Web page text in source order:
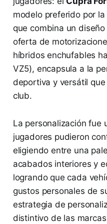
modelo preferido por
que combina un
oferta de
híbridos enchufables
VZ5), encapsula a la
deportiva y versátil
club.
La personalización fue
jugadores pudieron
eligiendo entre una
acabados interiores y
logrando que cada
gustos personales de
estrategia de
distintivo de las